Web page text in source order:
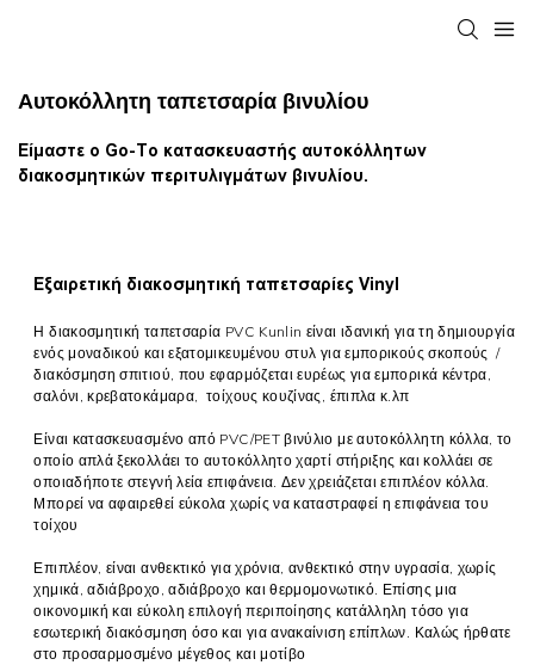
Αυτοκόλλητη ταπετσαρία βινυλίου
Είμαστε ο Go-To κατασκευαστής αυτοκόλλητων
διακοσμητικών περιτυλιγμάτων βινυλίου.
Εξαιρετική διακοσμητική ταπετσαρίες Vinyl
Η διακοσμητική ταπετσαρία PVC Kunlin είναι ιδανική για τη δημιουργία
ενός μοναδικού και εξατομικευμένου στυλ για εμπορικούς σκοπούς /
διακόσμηση σπιτιού, που εφαρμόζεται ευρέως για εμπορικά κέντρα,
σαλόνι, κρεβατοκάμαρα, τοίχους κουζίνας, έπιπλα κ.λπ
Είναι κατασκευασμένο από PVC/PET βινύλιο με αυτοκόλλητη κόλλα, το
οποίο απλά ξεκολλάει το αυτοκόλλητο χαρτί στήριξης και κολλάει σε
οποιαδήποτε στεγνή λεία επιφάνεια. Δεν χρειάζεται επιπλέον κόλλα.
Μπορεί να αφαιρεθεί εύκολα χωρίς να καταστραφεί η επιφάνεια του
τοίχου
Επιπλέον, είναι ανθεκτικό για χρόνια, ανθεκτικό στην υγρασία, χωρίς
χημικά, αδιάβροχο, αδιάβροχο και θερμομονωτικό. Επίσης μια
οικονομική και εύκολη επιλογή περιποίησης κατάλληλη τόσο για
εσωτερική διακόσμηση όσο και για ανακαίνιση επίπλων. Καλώς ήρθατε
στο προσαρμοσμένο μέγεθος και μοτίβο